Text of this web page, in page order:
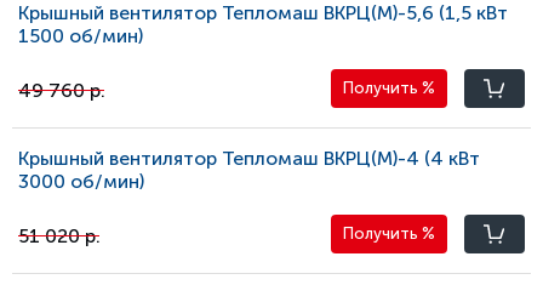
Крышный вентилятор Тепломаш ВКРЦ(М)-5,6 (1,5 кВт
1500 oб/мин)
49 760 р. Получить %
Крышный вентилятор Тепломаш ВКРЦ(М)-4 (4 кВт
3000 oб/мин)
51 020 р. Получить %